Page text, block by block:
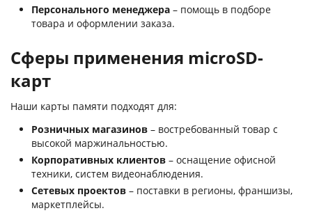
Персонального менеджера – помощь в подборе
товара и оформлении заказа.
Сферы применения microSD-
карт
Наши карты памяти подходят для:
Розничных магазинов – востребованный товар с
высокой маржинальностью.
Корпоративных клиентов – оснащение офисной
техники, систем видеонаблюдения.
Сетевых проектов – поставки в регионы, франшизы,
маркетплейсы.